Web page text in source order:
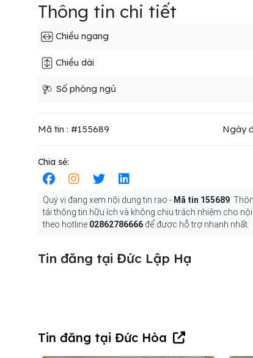
Thông tin chi tiết
Chiều ngang
Chiều dài
Số phòng ngủ
Mã tin : #155689 Ngày
Chia sẻ:
Quý vị đang xem nội dung tin rao - Mã tin 155689.
tải thông tin hữu ích và không chịu trách nhiệm cho
theo hotline 02862786666 để được hỗ trợ nhanh nhất.
Tin đăng tại Đức Lập Hạ
Tin đăng tại Đức Hòa